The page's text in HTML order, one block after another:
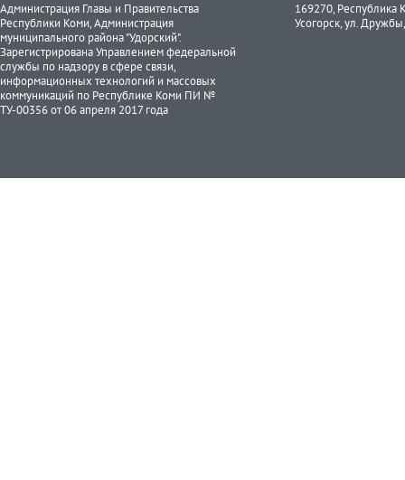
Администрация Главы и Правительства
Республики Коми, Администрация
муниципального района "Удорский".
Зарегистрирована Управлением федеральной
службы по надзору в сфере связи,
информационных технологий и массовых
коммуникаций по Республике Коми ПИ №
ТУ-00356 от 06 апреля 2017 года
169270, Республика
Усогорск, ул.